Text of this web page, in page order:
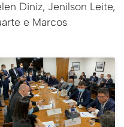
Diniz, Jenilson Leite,
e Marcos